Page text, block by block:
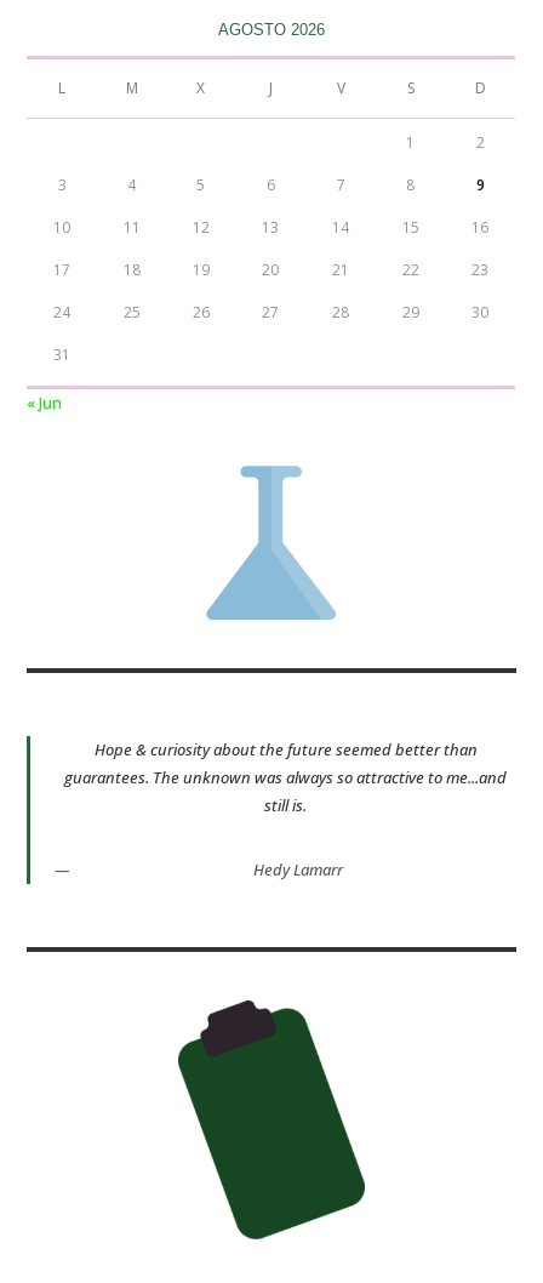
AGOSTO 2026
L M X J V S D
1 2
3 4 5 6 7 8 9
10 11 12 13 14 15 16
17 18 19 20 21 22 23
24 25 26 27 28 29 30
31
« Jun
Hope & curiosity about the future seemed better than
guarantees. The unknown was always so attractive to me...and
still is.
Hedy Lamarr